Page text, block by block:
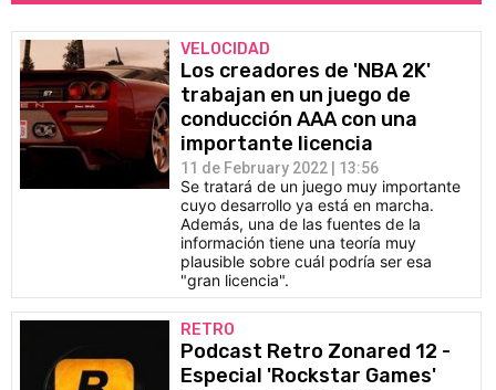
VELOCIDAD
Los creadores de 'NBA 2K'
trabajan en un juego de
conducción AAA con una
importante licencia
11 de February 2022 | 13:56
Se tratará de un juego muy importante
cuyo desarrollo ya está en marcha.
Además, una de las fuentes de la
información tiene una teoría muy
plausible sobre cuál podría ser esa
"gran licencia".
RETRO
Podcast Retro Zonared 12 -
Especial 'Rockstar Games'